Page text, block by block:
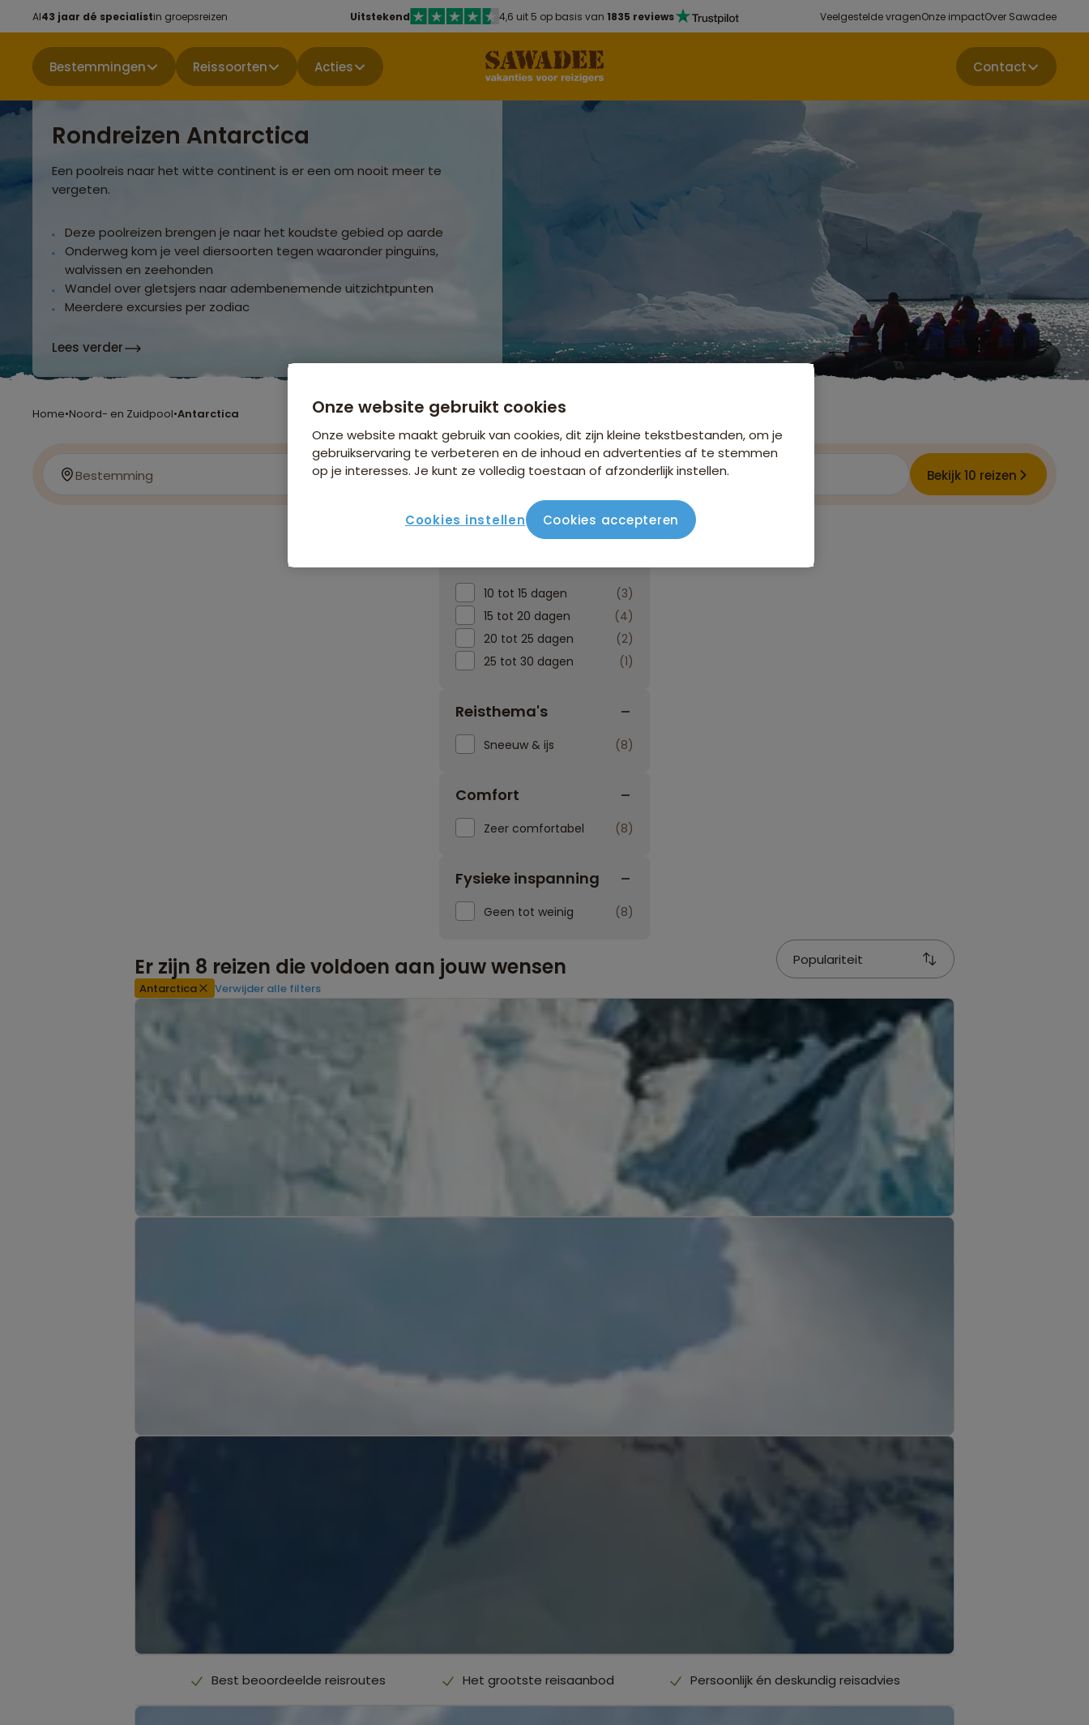
Al43 jaar dé specialistin groepsreizen Uitstekend 4,6 uit 5 op basis van 1835 reviews Veelgestelde vragenOnze impactOver Sawadee
Bestemmingen Reissoorten Acties Contact
Rondreizen Antarctica
Een poolreis naar het witte continent is er een om nooit meer te
vergeten.
Deze poolreizen brengen je naar het koudste gebied op aarde
Onderweg kom je veel diersoorten tegen waaronder pinguïns,
walvissen en zeehonden
Wandel over gletsjers naar adembenemende uitzichtpunten
Meerdere excursies per zodiac
Lees verder
Home•Noord- en Zuidpool•Antarctica
Bestemming Reissoorten Reisperiode Bekijk 10 reizen
10 tot 15 dagen
3
15 tot 20 dagen
4
20 tot 25 dagen
2
25 tot 30 dagen
1
Reisthema's
Sneeuw & ijs 8
Comfort
Zeer comfortabel 8
Fysieke inspanning
Geen tot weinig 8
Er zijn 8 reizen die voldoen aan jouw wensen Populariteit
Antarctica Verwijder alle filters
Best beoordeelde reisroutes Het grootste reisaanbod Persoonlijk én deskundig reisadvies
Onze website gebruikt cookies
Onze website maakt gebruik van cookies, dit zijn kleine tekstbestanden, om je
gebruikservaring te verbeteren en de inhoud en advertenties af te stemmen
op je interesses. Je kunt ze volledig toestaan of afzonderlijk instellen.
Cookies instellen Cookies accepteren